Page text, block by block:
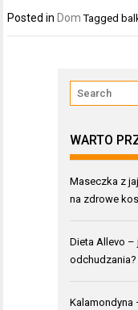
Posted in Dom Tagged
WARTO
Maseczka z
na zdrowe
Dieta Allevo –
odchudzania?
Kalamondyna